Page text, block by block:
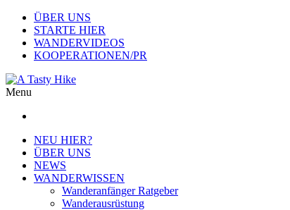
ÜBER UNS
STARTE HIER
WANDERVIDEOS
KOOPERATIONEN/PR
Menu
NEU HIER?
ÜBER UNS
NEWS
WANDERWISSEN
Wanderanfänger Ratgeber
Wanderausrüstung